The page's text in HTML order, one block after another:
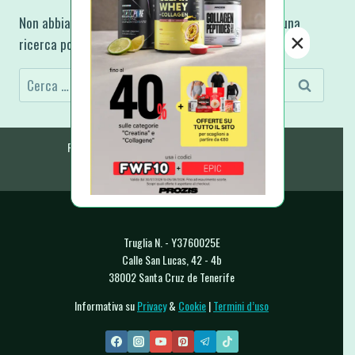
Non abbiamo trovato ciò che stai cercando, forse una
ricerca potrebbe aiutarti.
Ricerca
per:
Ricette Fit e Light Ricette A-Z
E-Book & Libri
Raccolte & Guide
Chi Sono Contatti
Truglia N. - Y3760025E
Calle San Lucas, 42 - 4b
38002 Santa Cruz de Tenerife
Informativa suPrivacy& Cookie|Termini d’uso
×